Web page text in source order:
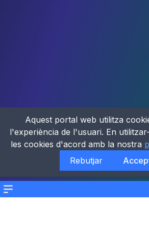
Menu
Aquest portal web utilitza
l'experiència de l'usuari. En
les cookies d'acord amb la nostra
Rebutjar